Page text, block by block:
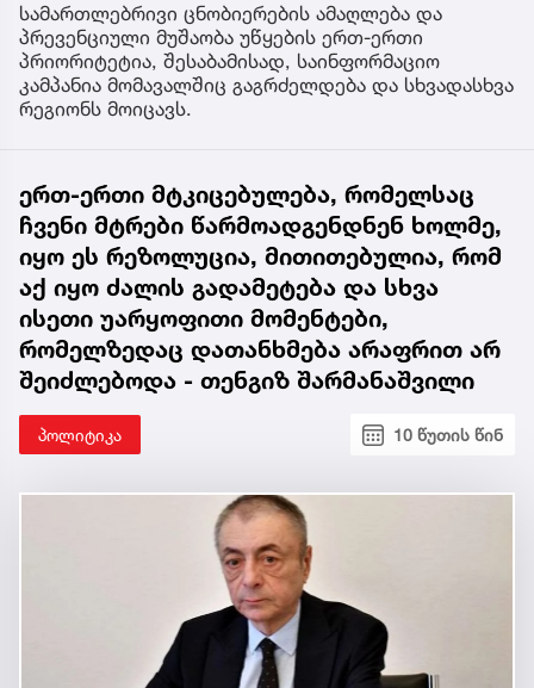
სამართლებრივი ცნობიერების ამაღლება და
პრევენციული მუშაობა უწყების ერთ-ერთი
პრიორიტეტია, შესაბამისად, საინფორმაციო
კამპანია მომავალშიც გაგრძელდება და სხვადასხვა
რეგიონს მოიცავს.
ერთ-ერთი მტკიცებულება, რომელსაც
ჩვენი მტრები წარმოადგენდნენ ხოლმე,
იყო ეს რეზოლუცია, მითითებულია, რომ
აქ იყო ძალის გადამეტება და სხვა
ისეთი უარყოფითი მომენტები,
რომელზედაც დათანხმება არაფრით არ
შეიძლებოდა - თენგიზ შარმანაშვილი
პოლიტიკა 10 წუთის წინ